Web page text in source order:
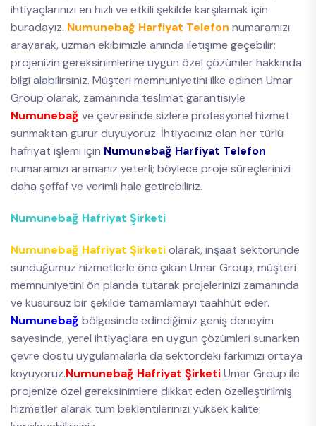
ihtiyaçlarınızı en hızlı ve etkili şekilde karşılamak için
buradayız. Numunebağ Harfiyat Telefon numaramızı
arayarak, uzman ekibimizle anında iletişime geçebilir;
projenizin gereksinimlerine uygun özel çözümler hakkında
bilgi alabilirsiniz. Müşteri memnuniyetini ilke edinen Umar
Group olarak, zamanında teslimat garantisiyle
Numunebağ ve çevresinde sizlere profesyonel hizmet
sunmaktan gurur duyuyoruz. İhtiyacınız olan her türlü
hafriyat işlemi için Numunebağ Harfiyat Telefon
numaramızı aramanız yeterli; böylece proje süreçlerinizi
daha şeffaf ve verimli hale getirebiliriz.
Numunebağ Hafriyat Şirketi
Numunebağ Hafriyat Şirketiolarak, inşaat sektöründe
sunduğumuz hizmetlerle öne çıkan Umar Group, müşteri
memnuniyetini ön planda tutarak projelerinizi zamanında
ve kusursuz bir şekilde tamamlamayı taahhüt eder.
Numunebağ bölgesinde edindiğimiz geniş deneyim
sayesinde, yerel ihtiyaçlara en uygun çözümleri sunarken
çevre dostu uygulamalarla da sektördeki farkımızı ortaya
koyuyoruz.Numunebağ Hafriyat ŞirketiUmar Group ile
projenize özel gereksinimlere dikkat eden özelleştirilmiş
hizmetler alarak tüm beklentilerinizi yüksek kalite